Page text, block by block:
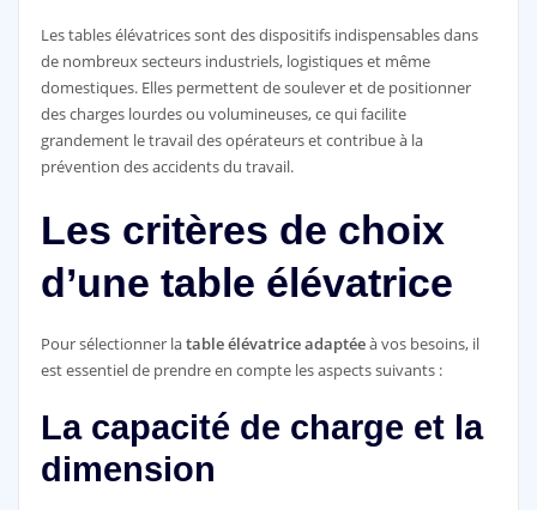
Les tables élévatrices sont des dispositifs indispensables dans
de nombreux secteurs industriels, logistiques et même
domestiques. Elles permettent de soulever et de positionner
des charges lourdes ou volumineuses, ce qui facilite
grandement le travail des opérateurs et contribue à la
prévention des accidents du travail.
Les critères de choix
d’une table élévatrice
Pour sélectionner latable élévatrice adaptéeà vos besoins, il
est essentiel de prendre en compte les aspects suivants :
La capacité de charge et la
dimension